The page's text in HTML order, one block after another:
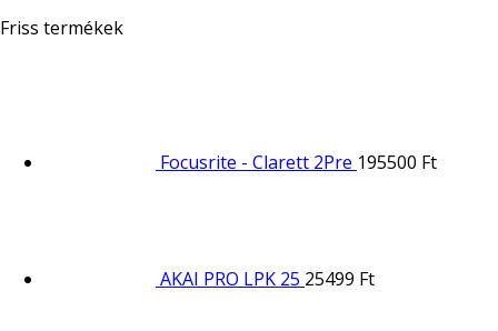
Friss termékek
Focusrite - Clarett 2Pre 195500 Ft
AKAI PRO LPK 25 25499 Ft